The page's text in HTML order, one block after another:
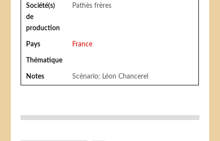
Société(s)
de
production
Pathès frères
Pays France
Thématique
Notes Scénario: Léon Chancerel